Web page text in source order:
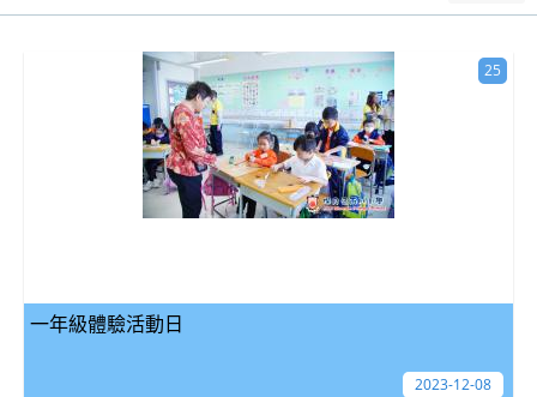
一年級體驗活動日
25
2023-12-08